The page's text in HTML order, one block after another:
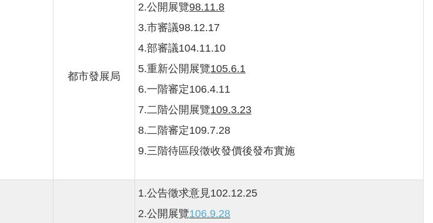
都市發展局
2.公開展覽98.11.8
3.市審議98.12.17
4.部審議104.11.10
5.重新公開展覽105.6.1
6.一階審定106.4.11
7.二階公開展覽109.3.23
8.二階審定109.7.28
9.三階待區段徵收發價後發布實施
1.公告徵求意見102.12.25
2.公開展覽106.9.28